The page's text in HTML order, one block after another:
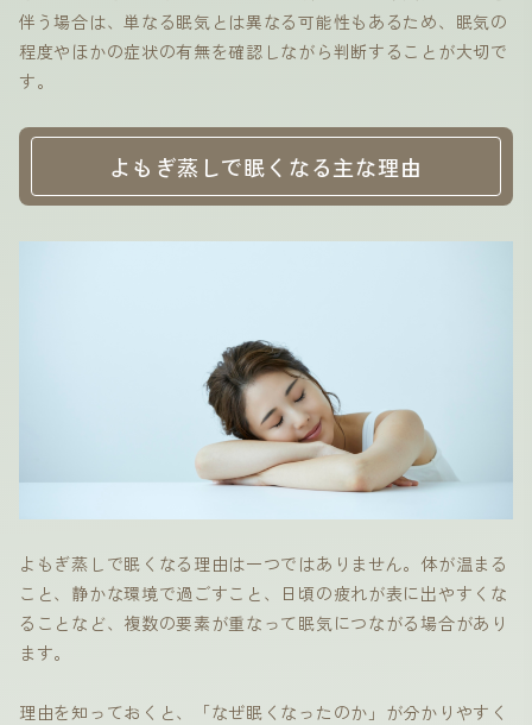
伴う場合は、単なる眠気とは異なる可能性もあるため、眠気の
程度やほかの症状の有無を確認しながら判断することが大切で
す。
よもぎ蒸しで眠くなる主な理由
よもぎ蒸しで眠くなる理由は一つではありません。体が温まる
こと、静かな環境で過ごすこと、日頃の疲れが表に出やすくな
ることなど、複数の要素が重なって眠気につながる場合があり
ます。
理由を知っておくと、「なぜ眠くなったのか」が分かりやすく